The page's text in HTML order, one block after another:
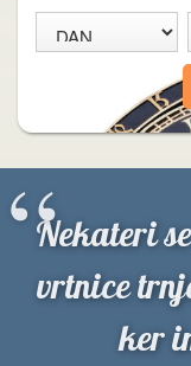
Nekateri
vrtnice
ker
“